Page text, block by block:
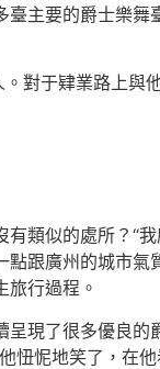
主要的爵士樂
對于肄業路上與
似的處所？“
跟廣州的城市
旅行過程。
了很多優良的
忸怩地笑了，在